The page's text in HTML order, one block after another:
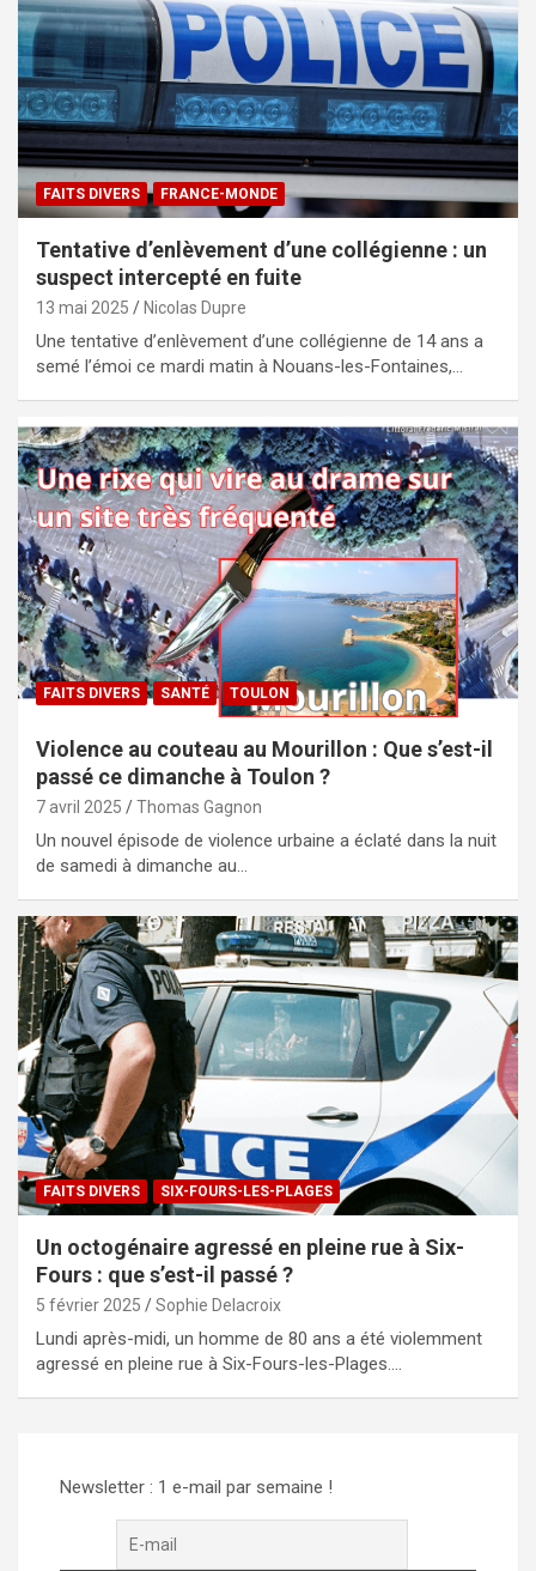
FAITS DIVERS FRANCE-MONDE
Tentative d’enlèvement d’une collégienne : un
suspect intercepté en fuite
13 mai 2025 Nicolas Dupre
Une tentative d’enlèvement d’une collégienne de 14 ans a
semé l’émoi ce mardi matin à Nouans-les-Fontaines,…
FAITS DIVERS SANTÉ TOULON
Violence au couteau au Mourillon : Que s’est-il
passé ce dimanche à Toulon ?
7 avril 2025 Thomas Gagnon
Un nouvel épisode de violence urbaine a éclaté dans la nuit
de samedi à dimanche au…
FAITS DIVERS SIX-FOURS-LES-PLAGES
Un octogénaire agressé en pleine rue à Six-
Fours : que s’est-il passé ?
5 février 2025 Sophie Delacroix
Lundi après-midi, un homme de 80 ans a été violemment
agressé en pleine rue à Six-Fours-les-Plages.…
Newsletter : 1 e-mail par semaine !